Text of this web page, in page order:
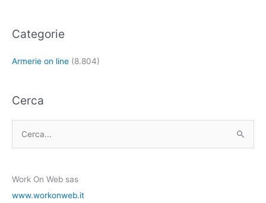
Categorie
Armerie on line (8.804)
Cerca
c
a
Work On Web sas
www.workonweb.it